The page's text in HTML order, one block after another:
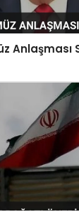
Anlaşması